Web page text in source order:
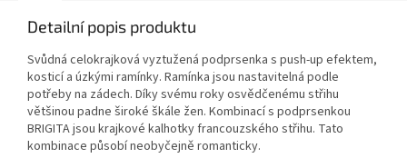
Detailní popis produktu
Svůdná celokrajková vyztužená podprsenka s push-up efektem,
kosticí a úzkými ramínky. Ramínka jsou nastavitelná podle
potřeby na zádech. Díky svému roky osvědčenému střihu
většinou padne široké škále žen. Kombinací s podprsenkou
BRIGITA jsou krajkové kalhotky francouzského střihu. Tato
kombinace působí neobyčejně romanticky.